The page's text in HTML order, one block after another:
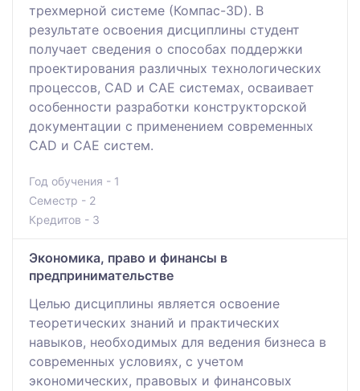
трехмерной системе (Компас-3D). В
результате освоения дисциплины студент
получает сведения о способах поддержки
проектирования различных технологических
процессов, CAD и САЕ системах, осваивает
особенности разработки конструкторской
документации с применением современных
CAD и САЕ систем.
Год обучения - 1
Семестр - 2
Кредитов - 3
Экономика, право и финансы в
предпринимательстве
Целью дисциплины является освоение
теоретических знаний и практических
навыков, необходимых для ведения бизнеса в
современных условиях, с учетом
экономических, правовых и финансовых